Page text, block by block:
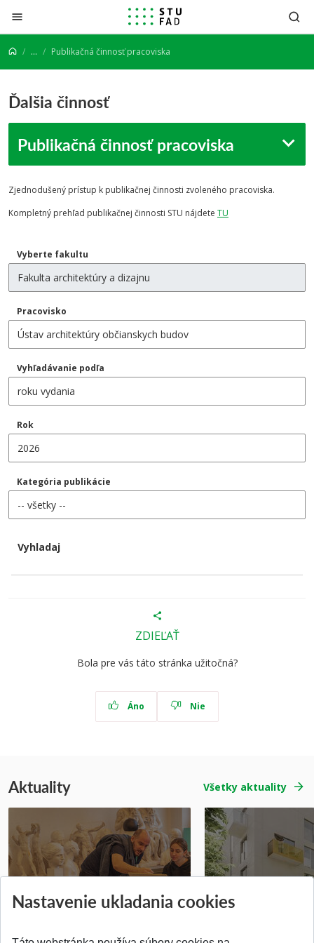
Prejsť na obsah
... Publikačná činnosť pracoviska
Ďalšia činnosť
Publikačná činnosť pracoviska
Zjednodušený prístup k publikačnej činnosti zvoleného pracoviska.
Kompletný prehľad publikačnej činnosti STU nájdete TU
Vyberte fakultu
Pracovisko
Vyhľadávanie podľa
Rok
Kategória publikácie
Vyhladaj
ZDIEĽAŤ
Bola pre vás táto stránka užitočná?
Áno Nie
Aktuality Všetky aktuality
Pridané 14.07.2026 Pridané 03.07.2026
Nastavenie ukladania cookies